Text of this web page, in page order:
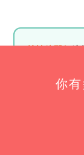
犯齒質，牙
你